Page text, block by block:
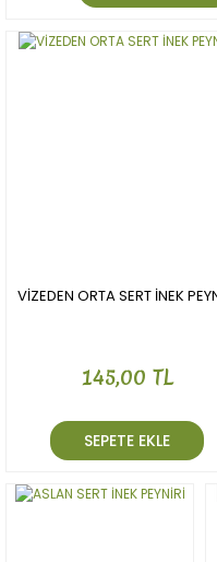
VİZEDEN ORTA SERT İNEK
145,00 TL
SEPETE EKLE